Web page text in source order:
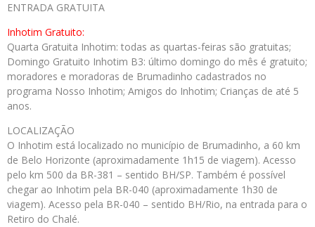
ENTRADA GRATUITA
Inhotim Gratuito:
Quarta Gratuita Inhotim: todas as quartas-feiras são gratuitas;
Domingo Gratuito Inhotim B3: último domingo do mês é gratuito;
moradores e moradoras de Brumadinho cadastrados no
programa Nosso Inhotim; Amigos do Inhotim; Crianças de até 5
anos.
LOCALIZAÇÃO
O Inhotim está localizado no município de Brumadinho, a 60 km
de Belo Horizonte (aproximadamente 1h15 de viagem). Acesso
pelo km 500 da BR-381 – sentido BH/SP. Também é possível
chegar ao Inhotim pela BR-040 (aproximadamente 1h30 de
viagem). Acesso pela BR-040 – sentido BH/Rio, na entrada para o
Retiro do Chalé.